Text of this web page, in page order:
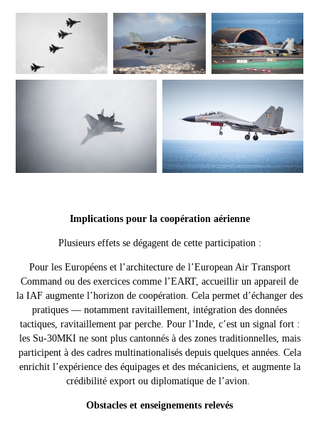
Implications pour la coopération aérienne
Plusieurs effets se dégagent de cette participation :
Pour les Européens et l’architecture de l’European Air Transport
Command ou des exercices comme l’EART, accueillir un appareil de
la IAF augmente l’horizon de coopération. Cela permet d’échanger des
pratiques — notamment ravitaillement, intégration des données
tactiques, ravitaillement par perche. Pour l’Inde, c’est un signal fort :
les Su-30MKI ne sont plus cantonnés à des zones traditionnelles, mais
participent à des cadres multinationalisés depuis quelques années. Cela
enrichit l’expérience des équipages et des mécaniciens, et augmente la
crédibilité export ou diplomatique de l’avion.
Obstacles et enseignements relevés